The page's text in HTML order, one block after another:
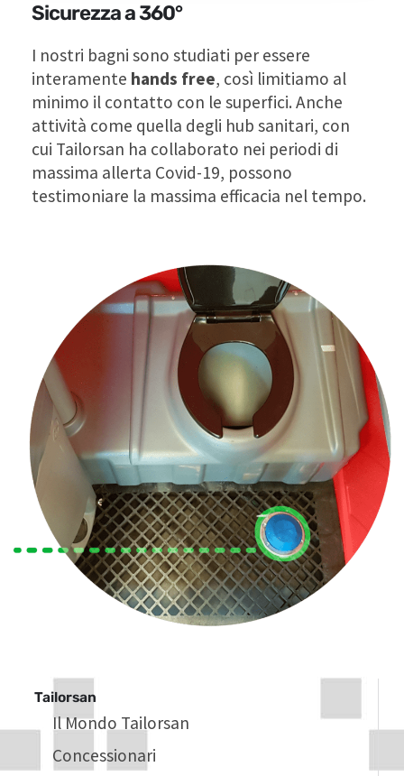
Sicurezza a 360°
I nostri bagni sono studiati per essere
interamente hands free, così limitiamo al
minimo il contatto con le superfici. Anche
attività come quella degli hub sanitari, con
cui Tailorsan ha collaborato nei periodi di
massima allerta Covid-19, possono
testimoniare la massima efficacia nel tempo.
Tailorsan
Il Mondo Tailorsan
Concessionari